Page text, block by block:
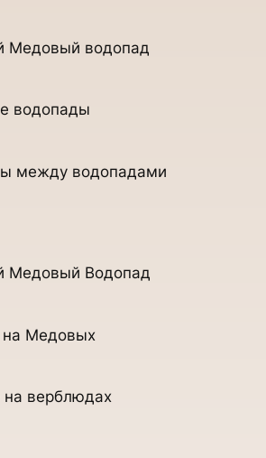
Медовый водопад
водопады
между водопадами
Медовый Водопад
Медовых
на верблюдах